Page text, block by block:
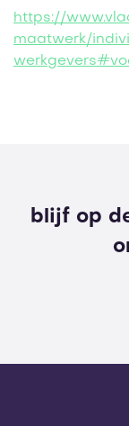
https://
maatwerk/
blijf op